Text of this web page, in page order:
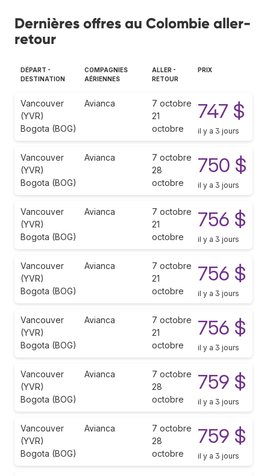
Dernières offres au Colombie aller-
retour
DÉPART -
DESTINATION
COMPAGNIES
AÉRIENNES
ALLER -
RETOUR
PRIX
Vancouver
(YVR)
Bogota (BOG)
Avianca
7 octobre
21
octobre
747 $
il y a 3 jours
Vancouver
(YVR)
Bogota (BOG)
Avianca
7 octobre
28
octobre
750 $
il y a 3 jours
Vancouver
(YVR)
Bogota (BOG)
Avianca
7 octobre
21
octobre
756 $
il y a 3 jours
Vancouver
(YVR)
Bogota (BOG)
Avianca
7 octobre
21
octobre
756 $
il y a 3 jours
Vancouver
(YVR)
Bogota (BOG)
Avianca
7 octobre
21
octobre
756 $
il y a 3 jours
Vancouver
(YVR)
Bogota (BOG)
Avianca
7 octobre
28
octobre
759 $
il y a 3 jours
Vancouver
(YVR)
Bogota (BOG)
Avianca
7 octobre
28
octobre
759 $
il y a 3 jours